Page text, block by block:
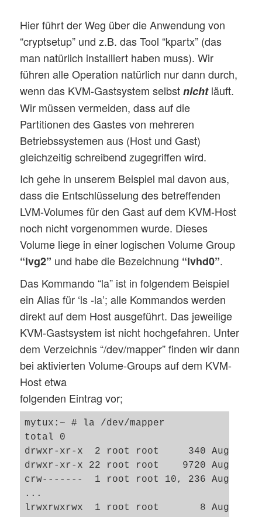
Hier führt der Weg über die Anwendung von
“cryptsetup” und z.B. das Tool “kpartx” (das
man natürlich installiert haben muss). Wir
führen alle Operation natürlich nur dann durch,
wenn das KVM-Gastsystem selbstnichtläuft.
Wir müssen vermeiden, dass auf die
Partitionen des Gastes von mehreren
Betriebssystemen aus (Host und Gast)
gleichzeitig schreibend zugegriffen wird.
Ich gehe in unserem Beispiel mal davon aus,
dass die Entschlüsselung des betreffenden
LVM-Volumes für den Gast auf dem KVM-Host
noch nicht vorgenommen wurde. Dieses
Volume liege in einer logischen Volume Group
“lvg2” und habe die Bezeichnung “lvhd0”.
Das Kommando “la” ist in folgendem Beispiel
ein Alias für ‘ls -la’; alle Kommandos werden
direkt auf dem Host ausgeführt. Das jeweilige
KVM-Gastsystem ist nicht hochgefahren. Unter
dem Verzeichnis “/dev/mapper” finden wir dann
bei aktivierten Volume-Groups auf dem KVM-
Host etwa
folgenden Eintrag vor;
mytux:~ # la /dev/mapper
total 0
drwxr-xr-x  2 root root     340 Aug  4
drwxr-xr-x 22 root root    9720 Aug  4
crw-------  1 root root 10, 236 Aug  4
...
lrwxrwxrwx  1 root root       8 Aug  4